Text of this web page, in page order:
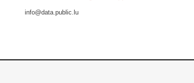
info@data.public.lu